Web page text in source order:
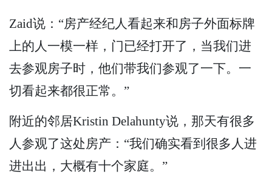
Zaid说：“房产经纪人看起来和房子外面标牌
上的人一模一样，门已经打开了，当我们进
去参观房子时，他们带我们参观了一下。一
切看起来都很正常。”
附近的邻居Kristin Delahunty说，那天有很多
人参观了这处房产：“我们确实看到很多人进
进出出，大概有十个家庭。”